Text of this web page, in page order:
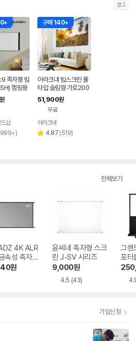
광고
족자봉 빔
캠핑용
형 휴대용
원
샵
999+)
구매 140+
아라크네 빔스크린 롤
타입 슬림형 가로200
cm x 세로160cm (1
00인치)
51,900원
무료
아라크네
별 4.87 리
(519)
전체보기
4K ALR
속성 족자형
터 스크린
원
윤씨네 족자형 스크
린 J-SV 시리즈
9,000원
4.5 (43)
그랜
포터
H 시
가입신청